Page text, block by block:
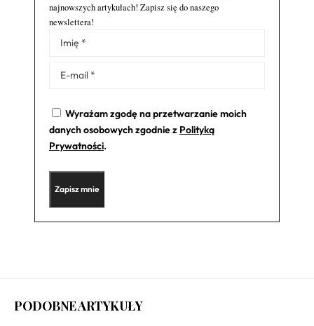
najnowszych artykułach! Zapisz się do naszego
newslettera!
Wyrażam zgodę na przetwarzanie moich
danych osobowych zgodnie z Polityką
Prywatności.
Alternative:
PODOBNE ARTYKUŁY